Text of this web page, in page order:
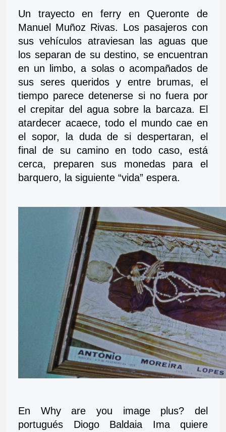
Un trayecto en ferry en Queronte de
Manuel Muñoz Rivas. Los pasajeros con
sus vehículos atraviesan las aguas que
los separan de su destino, se encuentran
en un limbo, a solas o acompañados de
sus seres queridos y entre brumas, el
tiempo parece detenerse si no fuera por
el crepitar del agua sobre la barcaza. El
atardecer acaece, todo el mundo cae en
el sopor, la duda de si despertaran, el
final de su camino en todo caso, está
cerca, preparen sus monedas para el
barquero, la siguiente “vida” espera.
En Why are you image plus? del
portugués Diogo Baldaia Ima quiere